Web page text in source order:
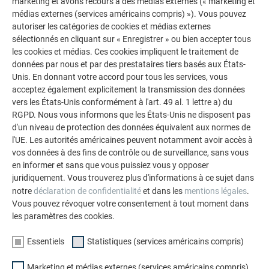
POUR DES FAÇADES ENTIÈRES OU DES ACCENTS
CIBLÉS
Que ce soit pour attirer le regard sur certaines parties de la
façade, comme protection esthétique contre les regards
indiscrets et le vent sur les balcons ou pour l'ensemble de
l'enveloppe extérieure, les profilés extrudés PREFA Welle et
Zacke permettent de personnaliser chaque maison. À
l'intérieur également, les profilés apportent des touches
décoratives ciblées, par exemple dans les halls d'entrée ou
les espaces d'accueil spacieux dotés d'un éclairage indirect.
Grâce à leur conception robuste, ils conviennent
particulièrement aux zones du rez-de-chaussée fortement
bien protégée
et qui fera lebonheur de ses occupants
médias externes (services américains compris) »). Vous pouvez
autoriser les catégories de cookies et médias externes
sélectionnés en cliquant sur « Enregistrer » ou bien accepter tous
les cookies et médias. Ces cookies impliquent le traitement de
données par nous et par des prestataires tiers basés aux États-
Unis. En donnant votre accord pour tous les services, vous
acceptez également explicitement la transmission des données
vers les États-Unis conformément à l'art. 49 al. 1 lettre a) du
RGPD. Nous vous informons que les États-Unis ne disposent pas
d'un niveau de protection des données équivalent aux normes de
l'UE. Les autorités américaines peuvent notamment avoir accès à
vos données à des fins de contrôle ou de surveillance, sans vous
en informer et sans que vous puissiez vous y opposer
juridiquement. Vous trouverez plus d'informations à ce sujet dans
notredéclaration de confidentialitéet dans les mentions légales.
Vous pouvez révoquer votre consentement à tout moment dans
les paramètres des cookies.
Essentiels Statistiques (services américains compris)
Marketing et médias externes (services américains compris)